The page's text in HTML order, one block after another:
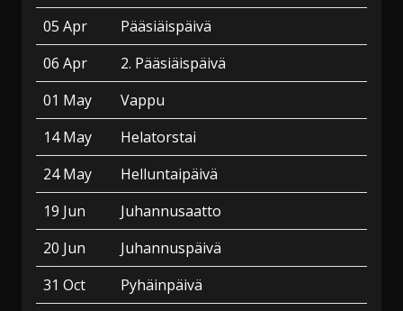
05 Apr
Pääsiäispäivä
06 Apr
2. Pääsiäispäivä
01 May
Vappu
14 May
Helatorstai
24 May
Helluntaipäivä
19 Jun
Juhannusaatto
20 Jun
Juhannuspäivä
31 Oct
Pyhäinpäivä